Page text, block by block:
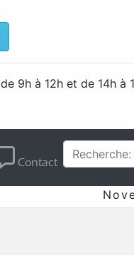
de 9h à 12h et de 14h à
Contact